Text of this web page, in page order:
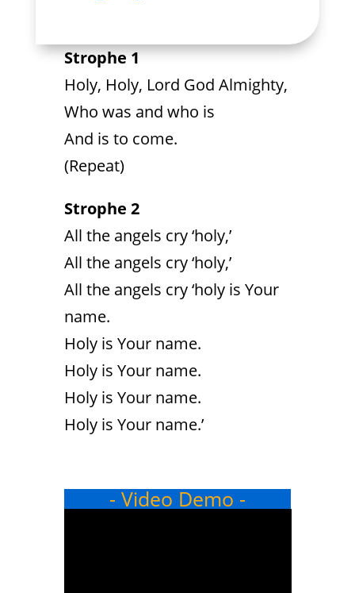
Strophe 1
Holy, Holy, Lord God Almighty,
Who was and who is
And is to come.
(Repeat)
Strophe 2
All the angels cry ‘holy,’
All the angels cry ‘holy,’
All the angels cry ‘holy is Your
name.
Holy is Your name.
Holy is Your name.
Holy is Your name.
Holy is Your name.’
- Video Demo -